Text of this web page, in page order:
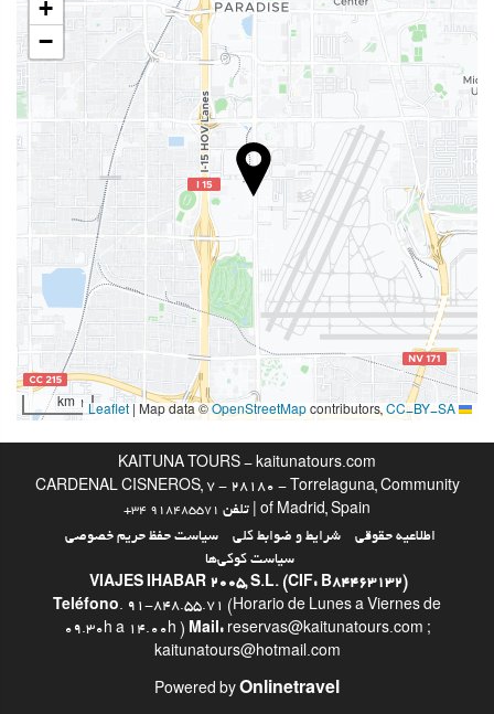
بار
On-site coffee house
بهداشت و سلامتی
اسپا
Turkish/Steam Bath
باشگاه
خدمات پذیرش
24-Hour Front Desk
انبار چمدان
استخر
خدمات خانه داری
+
−
1 km
Map data © OpenStreetMapcontributors, CC-BY-SA
KAITUNA TOURS - kaitunatours.com
CARDENAL CISNEROS, 7 - 28180 - Torrelaguna, Community
of Madrid, Spain | تلفن
+34 918485571
اطلاعیه حقوقی شرایط و ضوابط کلی
سیاست حفظ حریم خصوصی
سیاست کوکی‌ها
VIAJES IHABAR 2005, S.L. (CIF: B84463132)
Teléfono. 91-848.55.71 (Horario de Lunes a Viernes de
09.30h a 14.00h ) Mail: reservas@kaitunatours.com ;
kaitunatours@hotmail.com
Powered by Onlinetravel